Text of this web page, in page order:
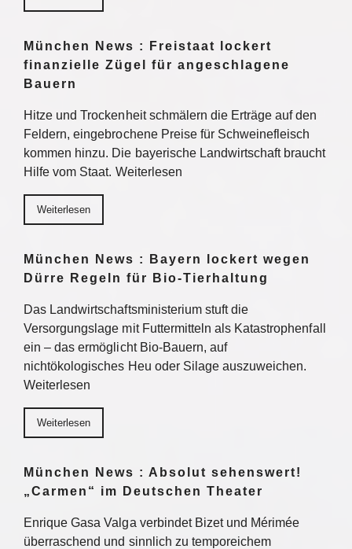
München News : Freistaat lockert
finanzielle Zügel für angeschlagene
Bauern
Hitze und Trockenheit schmälern die Erträge auf den
Feldern, eingebrochene Preise für Schweinefleisch
kommen hinzu. Die bayerische Landwirtschaft braucht
Hilfe vom Staat. Weiterlesen
Weiterlesen
München News : Bayern lockert wegen
Dürre Regeln für Bio-Tierhaltung
Das Landwirtschaftsministerium stuft die
Versorgungslage mit Futtermitteln als Katastrophenfall
ein – das ermöglicht Bio-Bauern, auf
nichtökologisches Heu oder Silage auszuweichen.
Weiterlesen
Weiterlesen
München News : Absolut sehenswert!
„Carmen“ im Deutschen Theater
Enrique Gasa Valga verbindet Bizet und Mérimée
überraschend und sinnlich zu temporeichem